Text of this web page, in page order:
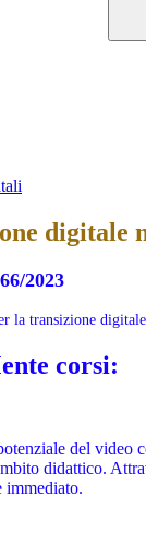
digitale
2023
la transizione
corsi:
del
didattico.
immediato.